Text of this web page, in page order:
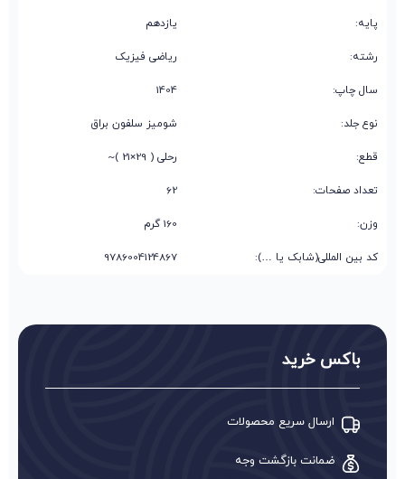
پایه: یازدهم
رشته: ریاضی فیزیک
سال چاپ: 1404
نوع جلد: شومیز سلفون براق
قطع: رحلی ( 29×21 )~
تعداد صفحات: 62
وزن: 160 گرم
کد بین المللی(شابک یا …): 9786004124867
باکس خرید
ارسال سریع محصولات
ضمانت بازگشت وجه